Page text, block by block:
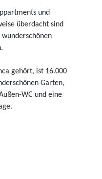
und
überdacht sind
gehört, ist 16.000
Garten,
WC und eine